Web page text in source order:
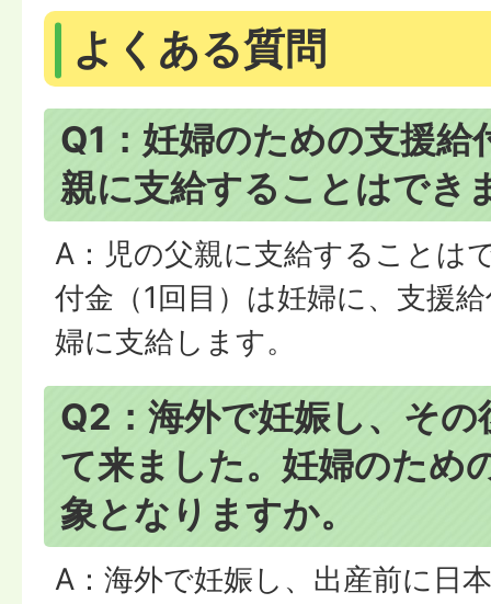
よくある質問
Q1：妊婦のための支援給
親に支給することはでき
A：児の父親に支給することは
付金（1回目）は妊婦に、支援
婦に支給します。
Q2：海外で妊娠し、その
て来ました。妊婦のため
象となりますか。
A：海外で妊娠し、出産前に日